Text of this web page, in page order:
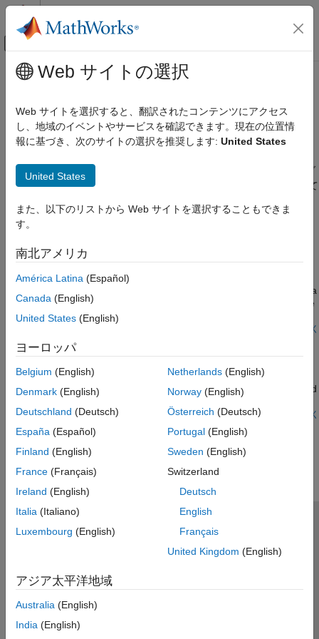
コンテンツへスキップ
オフキャンバス ナビゲーション メ
ドキュメンテーションのホーム
ロボティクスおよび自律システム
Sensor Fusion and Tracking Toolbox
カテゴリ
自律システムのトラッキング
監視システムのトラッキング
慣性センサーのハードウェア接続
メインコンテンツ
レーダー ハードウェア接続
センサー フュージョンとトラッキング アルゴリズムをレーダー
と接続する
されているアルゴリズムを使用して、レーダーを構成し、レーダ
ー データにアクセスし、それらのデータを処理する方法について
注目の例
Track Objects in a Parking Lot Using TI mmWave Radar
Use data captured using the Texas Instruments (TI) mmWave
radar for tracking objects in a parking lot. You learn how to use a
processing chain to process radar point clouds and estimate the
number of people in the scene as well as their states such as
ライブ スクリプトを開く
People Tracking Using TI mmWave Radar
radar for tracking people in an indoor environment. You learn
how to use a processing chain to process radar point clouds and
estimate the number of people in the scene as well as their
states such as position and velocity.
R2023b 以降 ライブ スクリプトを開く
この情報は役に立ちましたか？
Web サイトの選択
Web サイトを選択すると、翻訳されたコンテンツにアクセス
し、地域のイベントやサービスを確認できます。現在の位置情
報に基づき、次のサイトの選択を推奨します: United States
United States
また、以下のリストから Web サイトを選択することもできま
す。
南北アメリカ
América Latina (Español)
Canada (English)
United States (English)
ヨーロッパ
Belgium (English)
Denmark (English)
Deutschland (Deutsch)
España (Español)
Finland (English)
France (Français)
Ireland (English)
Italia (Italiano)
Luxembourg (English)
Netherlands(English)
Norway(English)
Österreich (Deutsch)
Portugal(English)
Sweden (English)
Switzerland
Deutsch
English
Français
United Kingdom (English)
アジア太平洋地域
Australia (English)
India (English)
トラストセンター
プライバシー ポリシー
アプリケーション ステータス
お問い合わせ